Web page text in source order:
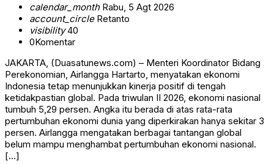
calendar_monthRabu, 5 Agt 2026
account_circleRetanto
visibility40
0Komentar
JAKARTA, (Duasatunews.com) – Menteri Koordinator Bidang
Perekonomian, Airlangga Hartarto, menyatakan ekonomi
Indonesia tetap menunjukkan kinerja positif di tengah
ketidakpastian global. Pada triwulan II 2026, ekonomi nasional
tumbuh 5,29 persen. Angka itu berada di atas rata-rata
pertumbuhan ekonomi dunia yang diperkirakan hanya sekitar 3
persen. Airlangga mengatakan berbagai tantangan global
belum mampu menghambat pertumbuhan ekonomi nasional.
[…]